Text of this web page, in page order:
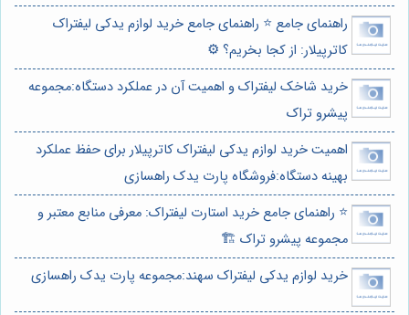
راهنمای جامع ⭐️ راهنمای جامع خرید لوازم یدکی لیفتراک
کاترپیلار: از کجا بخریم؟ ⚙️
خرید شاخک لیفتراک و اهمیت آن در عملکرد دستگاه:مجموعه
پیشرو تراک
اهمیت خرید لوازم یدکی لیفتراک کاترپیلار برای حفظ عملکرد
بهینه دستگاه:فروشگاه پارت یدک راهسازی
⭐️ راهنمای جامع خرید استارت لیفتراک: معرفی منابع معتبر و
مجموعه پیشرو تراک 🏗️
خرید لوازم یدکی لیفتراک سهند:مجموعه پارت یدک راهسازی